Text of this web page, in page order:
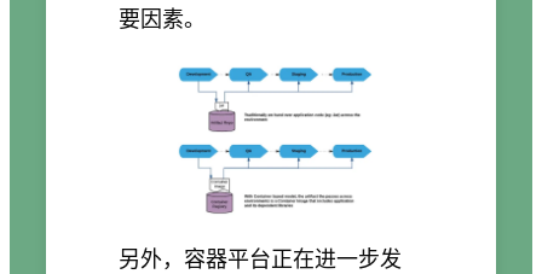
要因素。
另外，容器平台正在进一步发